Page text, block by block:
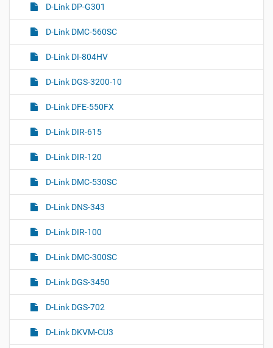
D-Link DP-G301
D-Link DMC-560SC
D-Link DI-804HV
D-Link DGS-3200-10
D-Link DFE-550FX
D-Link DIR-615
D-Link DIR-120
D-Link DMC-530SC
D-Link DNS-343
D-Link DIR-100
D-Link DMC-300SC
D-Link DGS-3450
D-Link DGS-702
D-Link DKVM-CU3